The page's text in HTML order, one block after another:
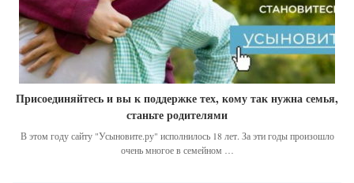
Присоединяйтесь и вы к поддержке тех, кому так нужна семья,
станьте родителями
В этом году сайту "Усыновите.ру" исполнилось 18 лет. За эти годы произошло
очень многое в семейном …